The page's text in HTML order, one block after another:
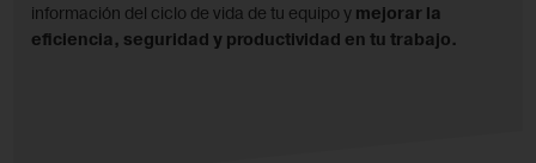
información del ciclo de vida de tu equipo y mejorar la
eficiencia, seguridad y productividad en tu trabajo.